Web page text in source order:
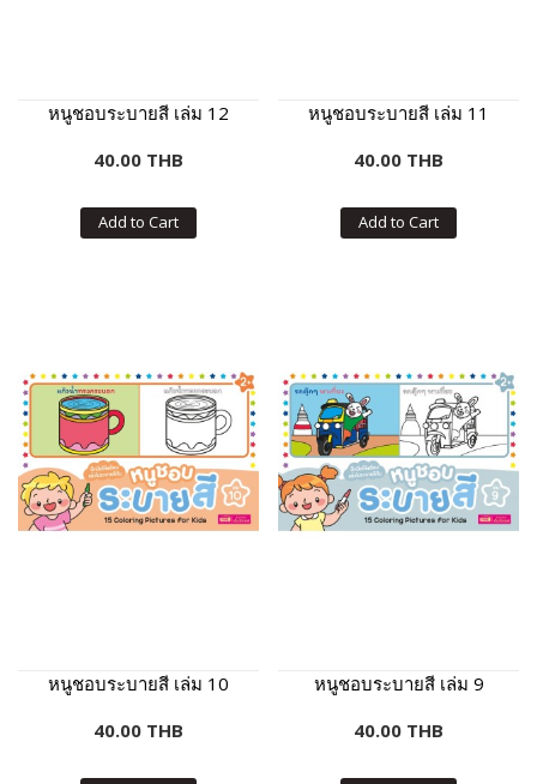
หนูชอบระบายสี เล่ม 12
40.00 THB
Add to Cart
หนูชอบระบายสี เล่ม 11
40.00 THB
Add to Cart
หนูชอบระบายสี เล่ม 10
40.00 THB
หนูชอบระบายสี เล่ม 9
40.00 THB